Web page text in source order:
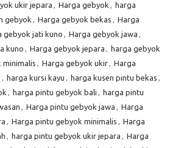
ukir jepara , Harga gebyok , harga
gebyok , Harga gebyok bekas , Harga
gebyok jati kuno , Harga gebyok jawa ,
kuno , Harga gebyok jepara , harga gebyok
, Harga gebyok ukir, Harga
, harga kursi kayu , harga kusen pintu bekas ,
, harga pintu gebyok bali , harga pintu
, Harga pintu gebyok jawa , Harga
, Harga pintu gebyok minimalis , Harga
, harga pintu gebyok ukir jepara , Harga